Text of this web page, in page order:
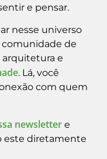
e pensar.
nesse universo
comunidade de
arquitetura e
. Lá, você
com quem
newsletter e
este diretamente